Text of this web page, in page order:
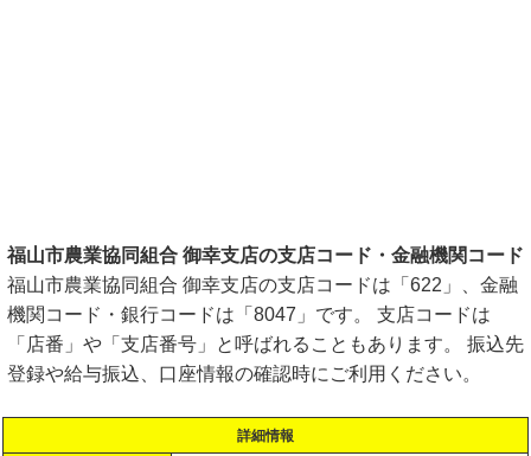
福山市農業協同組合 御幸支店の支店コード・金融機関コード
福山市農業協同組合 御幸支店の支店コードは「622」、金融
機関コード・銀行コードは「8047」です。 支店コードは
「店番」や「支店番号」と呼ばれることもあります。 振込先
登録や給与振込、口座情報の確認時にご利用ください。
詳細情報